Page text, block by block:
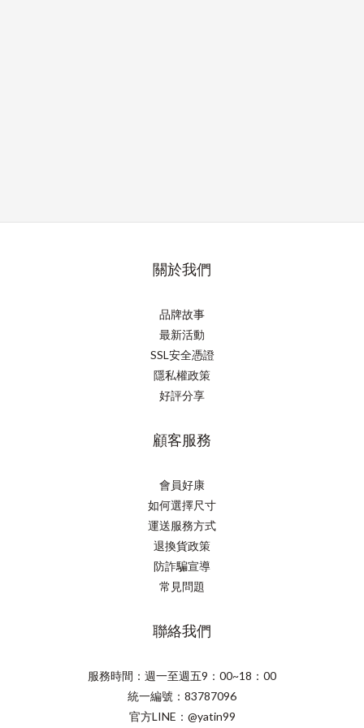
關於我們
品牌故事
最新活動
SSL安全憑證
隱私權政策
好評分享
顧客服務
會員好康
如何選擇尺寸
運送服務方式
退換貨政策
防詐騙宣導
常見問題
聯絡我們
服務時間：週一至週五9：00~18：00
統一編號：83787096
官方LINE：@yatin99